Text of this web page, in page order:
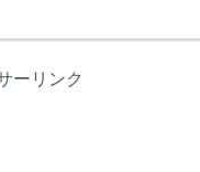
ーリンク